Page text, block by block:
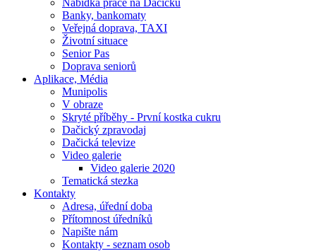
Nabídka práce na Dačicku
Banky, bankomaty
Veřejná doprava, TAXI
Životní situace
Senior Pas
Doprava seniorů
Aplikace, Média
Munipolis
V obraze
Skryté příběhy - První kostka cukru
Dačický zpravodaj
Dačická televize
Video galerie
Video galerie 2020
Tematická stezka
Kontakty
Adresa, úřední doba
Přítomnost úředníků
Napište nám
Kontakty - seznam osob